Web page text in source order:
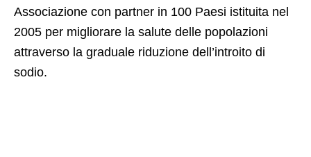
Associazione con partner in 100 Paesi istituita nel
2005 per migliorare la salute delle popolazioni
attraverso la graduale riduzione dell’introito di
sodio.